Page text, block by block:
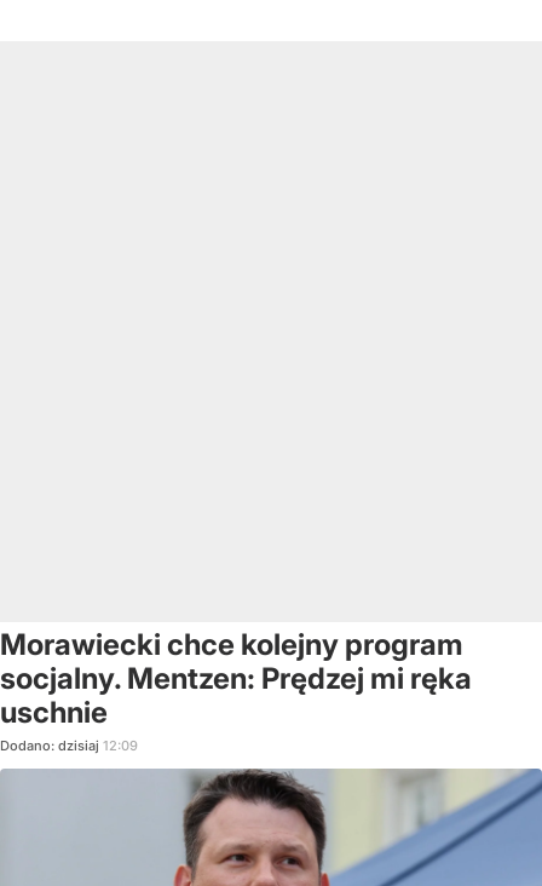
Morawiecki chce kolejny program
socjalny. Mentzen: Prędzej mi ręka
uschnie
Dodano: dzisiaj 12:09